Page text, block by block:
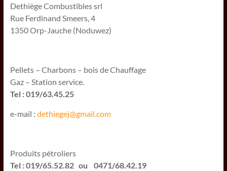
Dethiège Combustibles srl
Rue Ferdinand Smeers, 4
1350 Orp-Jauche (Noduwez)
Pellets – Charbons – bois de Chauffage
Gaz – Station service.
Tel : 019/63.45.25
e-mail : dethiegej@gmail.com
Produits pétroliers
Tel : 019/65.52.82 ou 0471/68.42.19